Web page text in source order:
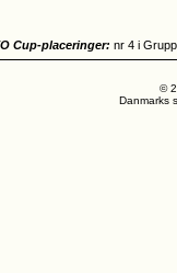
Cup-placeringer: nr 4 i
©
Danmarks